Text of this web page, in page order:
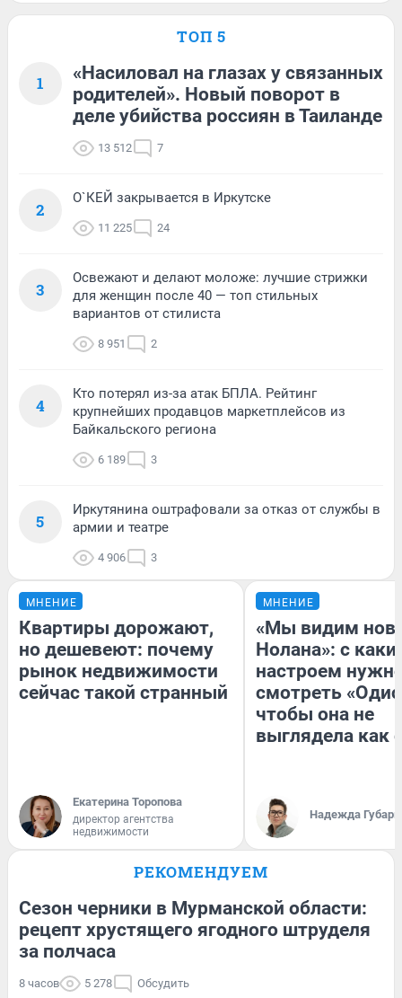
ТОП 5
1
«Насиловал на глазах у связанных
родителей». Новый поворот в
деле убийства россиян в Таиланде
13 512 7
2
О`КЕЙ закрывается в Иркутске
11 225 24
3
Освежают и делают моложе: лучшие стрижки
для женщин после 40 — топ стильных
вариантов от стилиста
8 951 2
4
Кто потерял из-за атак БПЛА. Рейтинг
крупнейших продавцов маркетплейсов из
Байкальского региона
6 189 3
5
Иркутянина оштрафовали за отказ от службы в
армии и театре
4 906 3
МНЕНИЕ
Квартиры дорожают,
но дешевеют: почему
рынок недвижимости
сейчас такой странный
Екатерина Торопова
директор агентства
недвижимости
МНЕНИЕ
«Мы видим
Нолана»: с
настроем
смотреть
чтобы она не
выглядела как
Надежда Губарь
РЕКОМЕНДУЕМ
Сезон черники в Мурманской области:
рецепт хрустящего ягодного штруделя
за полчаса
8 часов 5 278 Обсудить